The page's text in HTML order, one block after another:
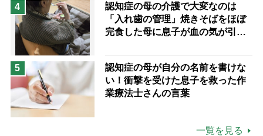
4
認知症の母の介護で大変なのは
「入れ歯の管理」焼きそばをほぼ
完食した母に息子が血の気が引い
5
認知症の母が自分の名前を書けな
い！衝撃を受けた息子を救った作
業療法士さんの言葉
一覧を見る